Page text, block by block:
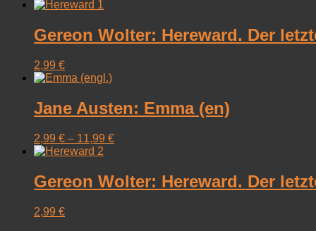
Gereon Wolter: Hereward. Der
2,99 €
Jane Austen: Emma (en)
2,99 € – 11,99 €
Gereon Wolter: Hereward. Der
2,99 €